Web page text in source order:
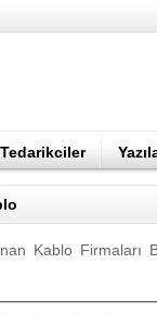
Tedarikciler
Kablo Firmaları